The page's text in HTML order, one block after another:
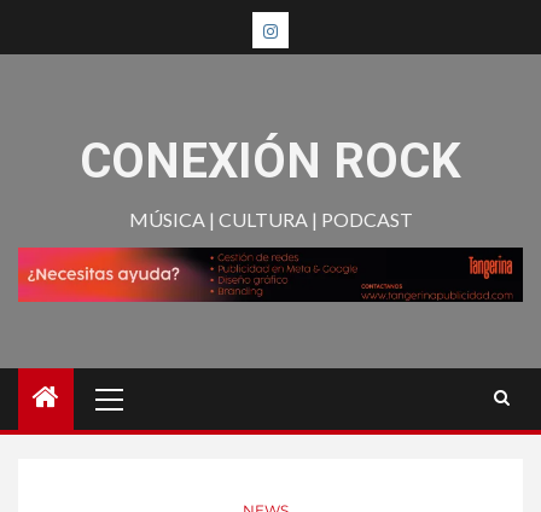
CONEXIÓN ROCK
MÚSICA | CULTURA | PODCAST